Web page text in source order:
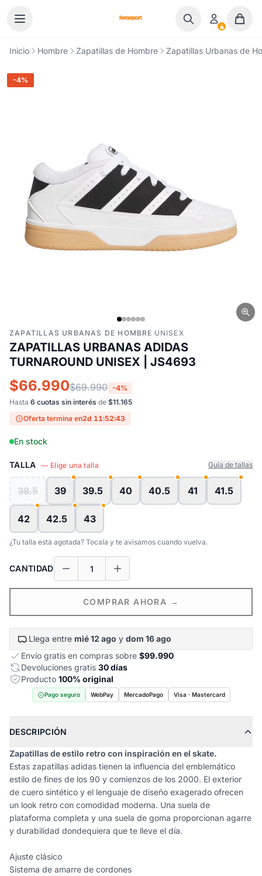
Inicio Hombre Zapatillas de Hombre Zapatillas Urbanas de
-4%
ZAPATILLAS URBANAS DE HOMBRE ·UNISEX
ZAPATILLAS URBANAS ADIDAS
TURNAROUND UNISEX | JS4693
$66.990$69.990 -4%
Hasta 6 cuotas sin interés de $11.165
Oferta termina en2d 11:52:42
En stock
TALLA — Elige una talla Guía de tallas
38.5 39 39.5 40 40.5 41 41.5
42 42.5 43
¿Tu talla está agotada? Tocala y te avisamos cuando vuelva.
CANTIDAD
COMPRAR AHORA →
Llega entre mié 12 ago y dom 16 ago
Envío gratis en compras sobre $99.990
Devoluciones gratis 30 días
Producto 100% original
Pago seguro WebPay MercadoPago Visa · Mastercard
DESCRIPCIÓN
Zapatillas de estilo retro con inspiración en el skate.
Estas zapatillas adidas tienen la influencia del emblemático
estilo de fines de los 90 y comienzos de los 2000. El exterior
de cuero sintético y el lenguaje de diseño exagerado ofrecen
un look retro con comodidad moderna. Una suela de
plataforma completa y una suela de goma proporcionan agarre
y durabilidad dondequiera que te lleve el día.
Ajuste clásico
Sistema de amarre de cordones